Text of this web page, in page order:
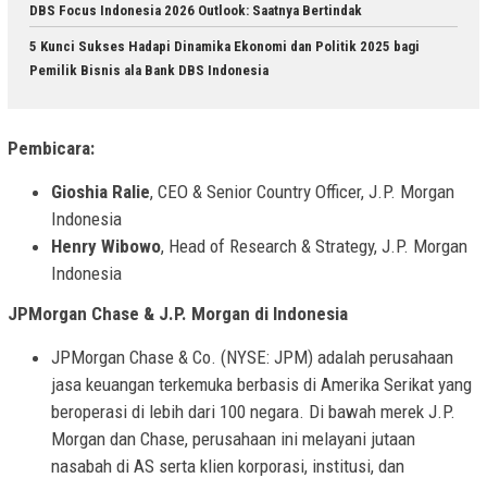
DBS Focus Indonesia 2026 Outlook: Saatnya Bertindak
5 Kunci Sukses Hadapi Dinamika Ekonomi dan Politik 2025 bagi
Pemilik Bisnis ala Bank DBS Indonesia
Pembicara:
Gioshia Ralie, CEO & Senior Country Officer, J.P. Morgan
Indonesia
Henry Wibowo, Head of Research & Strategy, J.P. Morgan
Indonesia
JPMorgan Chase & J.P. Morgan di Indonesia
JPMorgan Chase & Co. (NYSE: JPM) adalah perusahaan
jasa keuangan terkemuka berbasis di Amerika Serikat yang
beroperasi di lebih dari 100 negara. Di bawah merek J.P.
Morgan dan Chase, perusahaan ini melayani jutaan
nasabah di AS serta klien korporasi, institusi, dan